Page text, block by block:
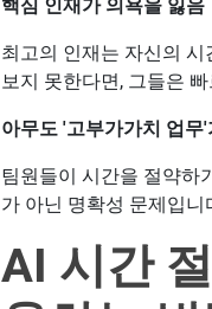
핵심 인재가 의욕을 잃음
최고의 인재는 자신의
보지 못한다면, 그들은
아무도 '고부가가치 업
팀원들이 시간을 절약하
가 아닌 명확성 문제입니
AI 시간